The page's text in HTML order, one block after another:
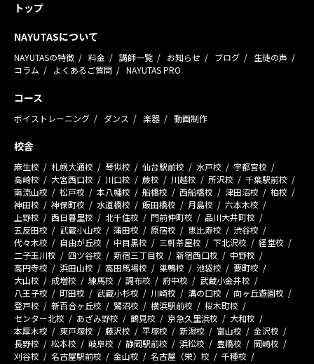
トップ
NAYUTASについて
NAYUTASの特徴 料金 講師一覧 お知らせ ブログ
生徒の声
コラム
よくあるご質問 NAYUTAS PRO
コース
ボイストレーニング ダンス 楽器 動画制作
校舎
麻生校 札幌大通校 琴似校 仙台駅前校 水戸校
宇都宮校
高崎校
大宮西口校 川口校 蕨校 川越校 所沢校
千葉駅前校
南流山校
松戸校 本八幡校 船橋校 西船橋校 津田沼校
柏校
神田校
神保町校 水道橋校 飯田橋校 月島校
六本木校
上野校
西日暮里校 北千住校 門前仲町校
品川大井町校
五反田校
武蔵小山校 蒲田校 原宿校 恵比寿校
渋谷校
代々木校
自由が丘校 中目黒校 三軒茶屋校 下北沢校
経堂校
二子玉川校
四ツ谷校 新宿三丁目校 新宿西口校
中野校
高円寺校
浜田山校 高田馬場校 巣鴨校 池袋校
要町校
大山校
成増校 練馬校 調布校 府中校
武蔵小金井校
八王子校
町田校 武蔵小杉校 川崎校 溝の口校
向ヶ丘遊園校
登戸校
新百合ヶ丘校 鷺沼校 横浜駅前校
桜木町校
センター北校
あざみ野校 鶴見校 京急久里浜校
大和校
本厚木校
東戸塚校 藤沢校 平塚校 新潟校 富山校
金沢校
長野校
松本校 岐阜校 静岡駅前校 浜松校 豊橋校
岡崎校
刈谷校
名古屋駅前校 金山校 名古屋（栄）校
千種校